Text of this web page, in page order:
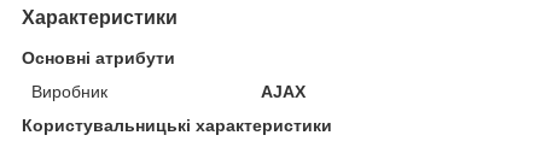
Характеристики
Основні атрибути
Виробник
AJAX
Користувальницькі характеристики